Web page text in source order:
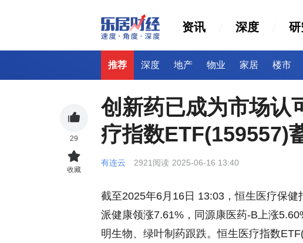
资讯 深度 研
推荐 深度 地产 物业 家居 楼市
创新药已成为市场认
疗指数ETF(159557)
有连云 2921阅读 2025-06-16 13:40
截至2025年6月16日 13:03，恒生医疗保
派健康领涨7.61%，同源康医药-B上涨
明生物、绿叶制药跟跌。恒生医疗指数
29
收藏